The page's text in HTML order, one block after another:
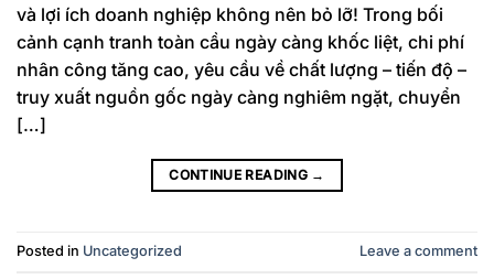
và lợi ích doanh nghiệp không nên bỏ lỡ! Trong bối
cảnh cạnh tranh toàn cầu ngày càng khốc liệt, chi phí
nhân công tăng cao, yêu cầu về chất lượng – tiến độ –
truy xuất nguồn gốc ngày càng nghiêm ngặt, chuyển
[…]
CONTINUE READING →
Posted in Uncategorized Leave a comment